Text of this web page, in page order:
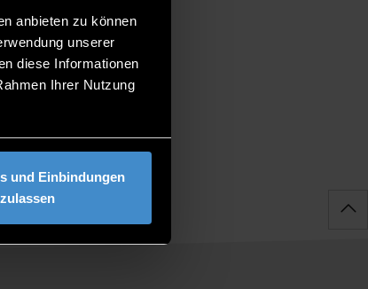
anbieten zu können
unserer
diese Informationen
Ihrer Nutzung
und Einbindungen
zulassen